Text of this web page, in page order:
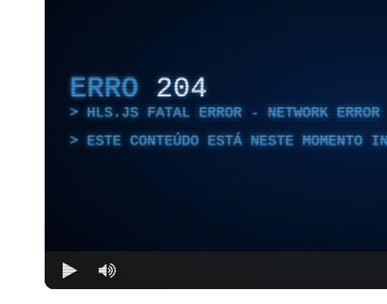
ERRO 204
HLS.JS FATAL ERROR - NETWORK ERROR
ESTE CONTEÚDO ESTÁ NESTE MOMENTO